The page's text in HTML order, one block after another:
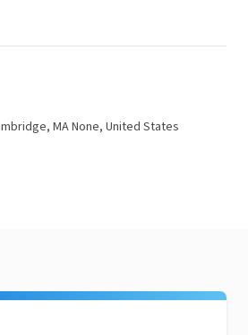
MA None, United States